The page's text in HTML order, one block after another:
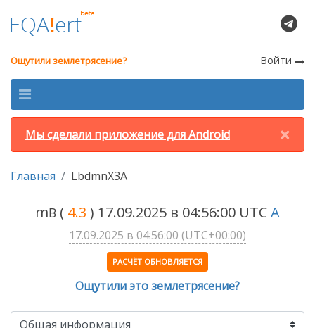
Ощутили землетрясение? Войти
×
Мы сделали приложение для Android
Главная LbdmnX3A
mB ( 4.3 ) 17.09.2025 в 04:56:00 UTCA
17.09.2025 в 04:56:00 (UTC+00:00)
РАСЧЁТ ОБНОВЛЯЕТСЯ
Ощутили это землетрясение?